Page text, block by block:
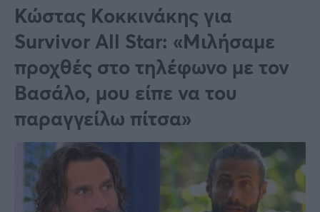
Πολιτική
Τράπεζες
Επιδοτήσεις
Κόσμος
Lifestyle
Αθλητικά
Υγεία
Γυναίκα
Κώστας Κοκκινάκης για
Survivor All Star: «Μιλήσαμε
προχθές στο τηλέφωνο με τον
Βασάλο, μου είπε να του
παραγγείλω πίτσα»